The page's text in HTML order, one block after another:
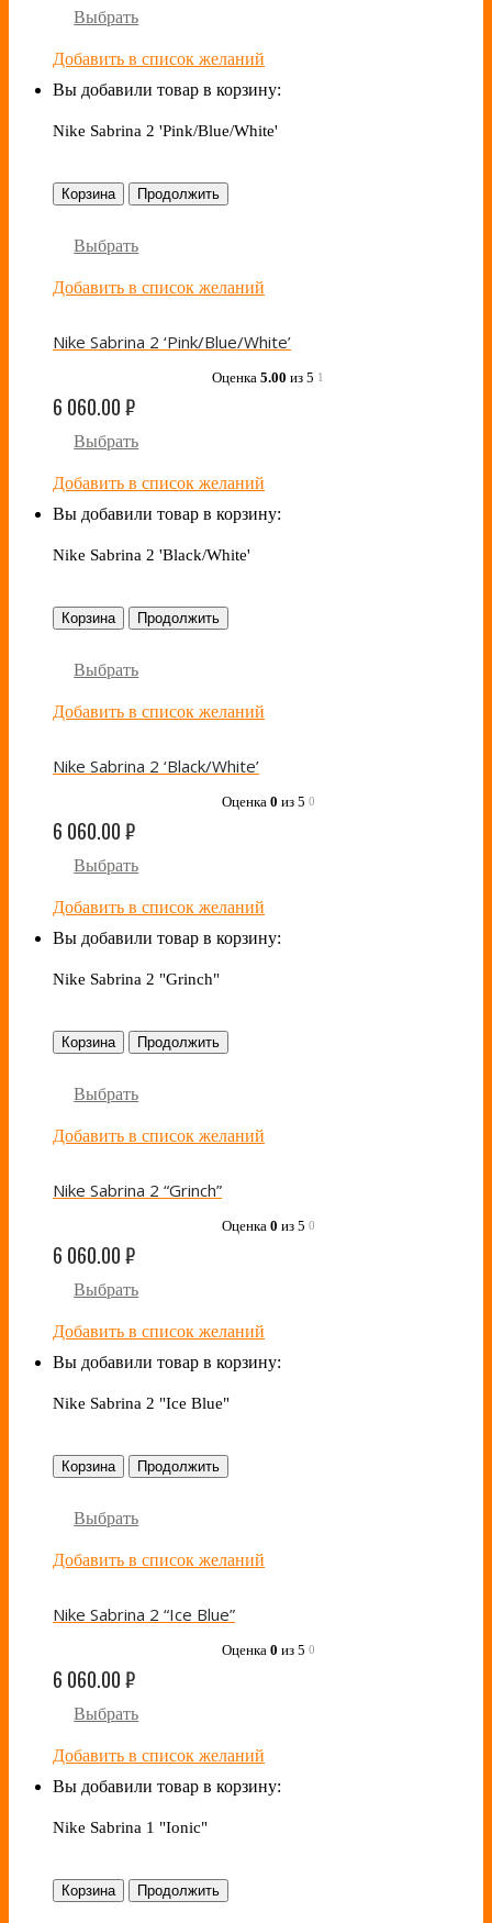
Выбрать
Добавить в список желаний
Вы добавили товар в корзину:
Nike Sabrina 2 'Pink/Blue/White'
Корзина Продолжить
Выбрать
Добавить в список желаний
Nike Sabrina 2 ‘Pink/Blue/White’
Оценка 5.00 из 5 1
6 060.00₽
Выбрать
Добавить в список желаний
Вы добавили товар в корзину:
Nike Sabrina 2 'Black/White'
Корзина Продолжить
Выбрать
Добавить в список желаний
Nike Sabrina 2 ‘Black/White’
Оценка 0 из 5 0
6 060.00₽
Выбрать
Добавить в список желаний
Вы добавили товар в корзину:
Nike Sabrina 2 "Grinch"
Корзина Продолжить
Выбрать
Добавить в список желаний
Nike Sabrina 2 “Grinch”
Оценка 0 из 5 0
6 060.00₽
Выбрать
Добавить в список желаний
Вы добавили товар в корзину:
Nike Sabrina 2 "Ice Blue"
Корзина Продолжить
Выбрать
Добавить в список желаний
Nike Sabrina 2 “Ice Blue”
Оценка 0 из 5 0
6 060.00₽
Выбрать
Добавить в список желаний
Вы добавили товар в корзину:
Nike Sabrina 1 "Ionic"
Корзина Продолжить